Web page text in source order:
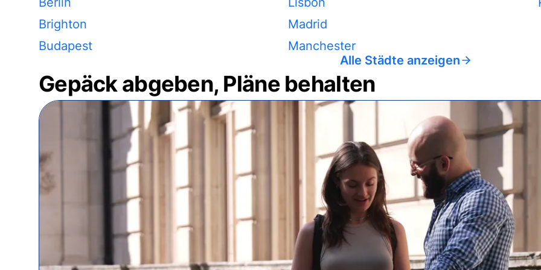
Brighton
Budapest
Madrid
Manchester
Alle Städte anzeigen
Gepäck abgeben, Pläne behalten